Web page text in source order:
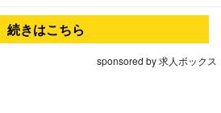
続きはこちら
sponsored by 求人ボックス